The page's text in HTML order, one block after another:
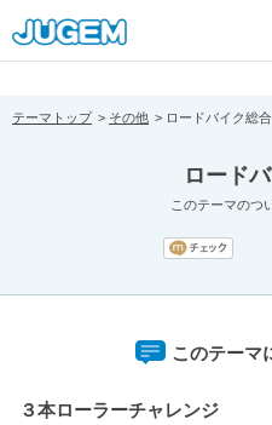
[pear_error: message="Success"
prefix="" info=""]
テーマトップ その他 ロードバイク総合
ロード
このテーマのつ
このテーマ
３本ローラーチャレンジ